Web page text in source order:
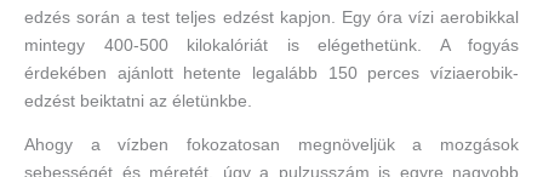
edzés során a test teljes edzést kapjon. Egy óra vízi aerobikkal
mintegy 400-500 kilokalóriát is elégethetünk. A fogyás
érdekében ajánlott hetente legalább 150 perces víziaerobik-
edzést beiktatni az életünkbe.
Ahogy a vízben fokozatosan megnöveljük a mozgások
sebességét és méretét, úgy a pulzusszám is egyre nagyobb